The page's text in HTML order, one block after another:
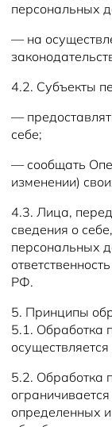
персональных
— на
4.2. Субъекты
—
себе;
— сообщать
изменении)
4.3. Лица,
сведения о
персональных
РФ.
5. Принципы
5.1. Обработка
5.2. Обработка
определенных